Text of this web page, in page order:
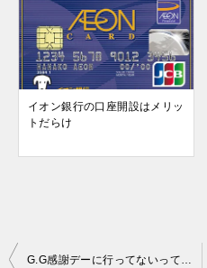
イオン銀行の口座開設はメリッ
トだらけ
投
G.G感謝デーに行ってないって？！55歳以上ならイオンで5％オフなのでメチャお得ですよ！